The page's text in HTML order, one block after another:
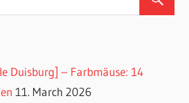
Duisburg] – Farbmäuse: 14
11. March 2026